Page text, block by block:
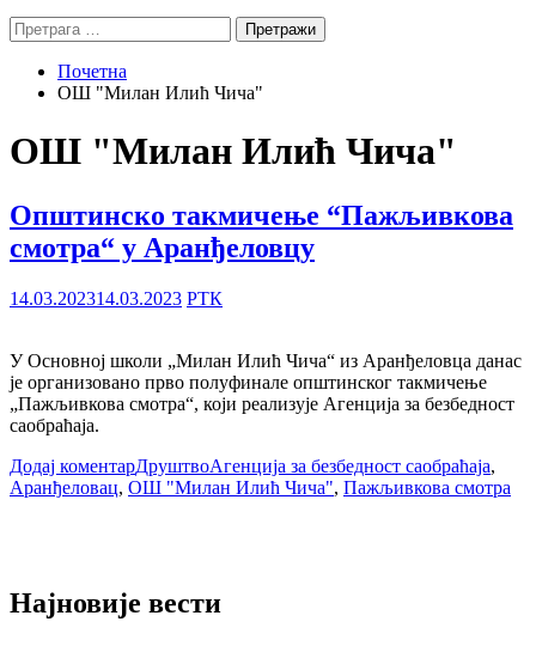
Претрага
за:
Почетна
ОШ "Милан Илић Чича"
ОШ "Милан Илић Чича"
Општинско такмичење “Пажљивкова
смотра“ у Аранђеловцу
14.03.202314.03.2023 РТК
У Основној школи „Милан Илић Чича“ из Аранђеловца данас
је организовано прво полуфинале општинског такмичење
„Пажљивкова смотра“, који реализује Агенција за безбедност
саобраћаја.
Додај коментарДруштвоАгенција за безбедност саобраћаја,
Аранђеловац, ОШ "Милан Илић Чича", Пажљивкова смотра
Најновије вести